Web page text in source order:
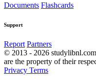
Documents Flashcards
Support
Report Partners
© 2013 - 2026
are the property of their
Privacy Terms